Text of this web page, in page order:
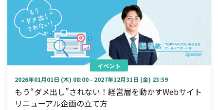
イベント
2026年01月01日 (木) 08:00 - 2027年12月31日 (金) 23:59
もう“ダメ出し”されない！経営層を動かすWebサイト
リニューアル企画の立て方